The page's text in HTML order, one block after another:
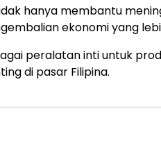
hanya membantu
ekonomi yang
peralatan inti untuk
di pasar Filipina.